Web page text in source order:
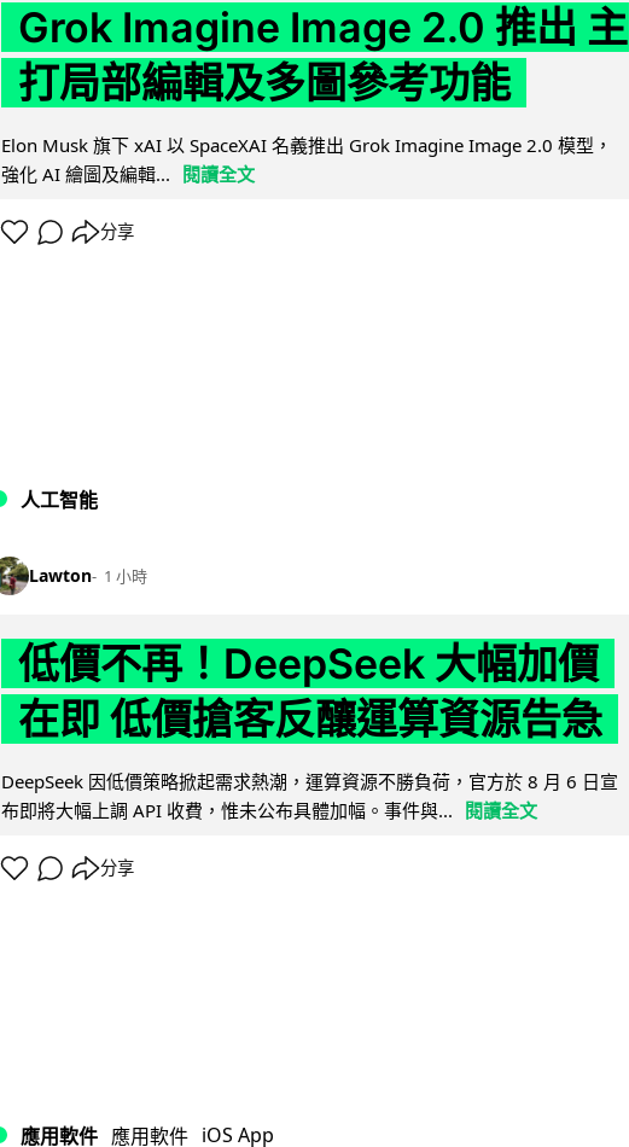
Grok Imagine Image 2.0 推出 主
打局部編輯及多圖參考功能
Elon Musk 旗下 xAI 以 SpaceXAI 名義推出 Grok Imagine Image 2.0 模型，
強化 AI 繪圖及編輯... 閱讀全文
分享
人工智能
Lawton 1 小時
低價不再！DeepSeek 大幅加價
在即 低價搶客反釀運算資源告急
DeepSeek 因低價策略掀起需求熱潮，運算資源不勝負荷，官方於 8 月 6 日宣
布即將大幅上調 API 收費，惟未公布具體加幅。事件與... 閱讀全文
分享
應用軟件 應用軟件 iOS App